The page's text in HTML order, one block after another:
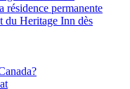
résidence permanente
du Heritage Inn dès